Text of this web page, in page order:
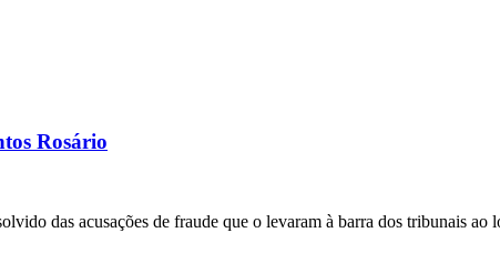
Rosário
das acusações de fraude que o levaram à barra dos tribunais